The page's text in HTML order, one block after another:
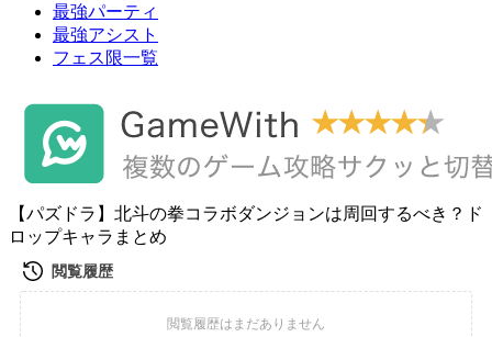
最強パーティ
最強アシスト
フェス限一覧
【パズドラ】北斗の拳コラボダンジョンは周回するべき？ド
ロップキャラまとめ